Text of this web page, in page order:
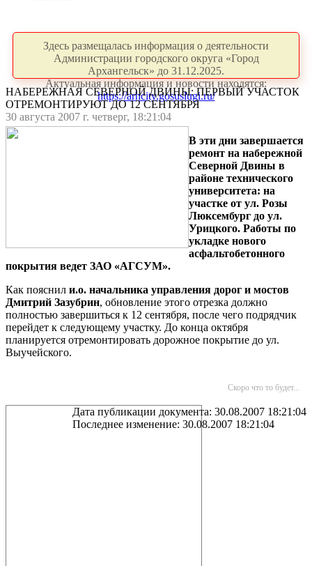
Здесь размещалась информация о деятельности
Администрации городского округа «Город
Архангельск» до 31.12.2025.
Актуальная информация и новости находятся:
https://arhcity.gosuslugi.ru/
НАБЕРЕЖНАЯ СЕВЕРНОЙ ДВИНЫ: ПЕРВЫЙ УЧАСТОК
ОТРЕМОНТИРУЮТ ДО 12 СЕНТЯБРЯ
30 августа 2007 г. четверг, 18:21:04
В эти дни завершается
ремонт на набережной
Северной Двины в
районе технического
университета: на
участке от ул. Розы
Люксембург до ул.
Урицкого. Работы по
укладке нового
асфальтобетонного
покрытия ведет ЗАО «АГСУМ».
Как пояснил и.о. начальника управления дорог и мостов
Дмитрий Зазубрин, обновление этого отрезка должно
полностью завершиться к 12 сентября, после чего подрядчик
перейдет к следующему участку. До конца октября
планируется отремонтировать дорожное покрытие до ул.
Выучейского.
Скоро что то будет...
Дата публикации документа: 30.08.2007 18:21:04
Последнее изменение: 30.08.2007 18:21:04